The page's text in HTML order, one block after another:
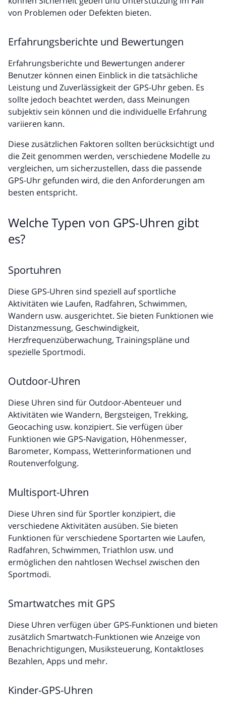
von Problemen oder Defekten bieten.
Erfahrungsberichte und Bewertungen
Erfahrungsberichte und Bewertungen anderer
Benutzer können einen Einblick in die tatsächliche
Leistung und Zuverlässigkeit der GPS-Uhr geben. Es
sollte jedoch beachtet werden, dass Meinungen
subjektiv sein können und die individuelle Erfahrung
variieren kann.
Diese zusätzlichen Faktoren sollten berücksichtigt und
die Zeit genommen werden, verschiedene Modelle zu
vergleichen, um sicherzustellen, dass die passende
GPS-Uhr gefunden wird, die den Anforderungen am
besten entspricht.
Welche Typen von GPS-Uhren gibt
es?
Sportuhren
Diese GPS-Uhren sind speziell auf sportliche
Aktivitäten wie Laufen, Radfahren, Schwimmen,
Wandern usw. ausgerichtet. Sie bieten Funktionen wie
Distanzmessung, Geschwindigkeit,
Herzfrequenzüberwachung, Trainingspläne und
spezielle Sportmodi.
Outdoor-Uhren
Diese Uhren sind für Outdoor-Abenteuer und
Aktivitäten wie Wandern, Bergsteigen, Trekking,
Geocaching usw. konzipiert. Sie verfügen über
Funktionen wie GPS-Navigation, Höhenmesser,
Barometer, Kompass, Wetterinformationen und
Routenverfolgung.
Multisport-Uhren
Diese Uhren sind für Sportler konzipiert, die
verschiedene Aktivitäten ausüben. Sie bieten
Funktionen für verschiedene Sportarten wie Laufen,
Radfahren, Schwimmen, Triathlon usw. und
ermöglichen den nahtlosen Wechsel zwischen den
Sportmodi.
Smartwatches mit GPS
Diese Uhren verfügen über GPS-Funktionen und bieten
zusätzlich Smartwatch-Funktionen wie Anzeige von
Benachrichtigungen, Musiksteuerung, Kontaktloses
Bezahlen, Apps und mehr.
Kinder-GPS-Uhren